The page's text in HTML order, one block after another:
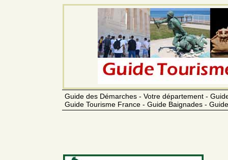
Guide des Démarches - Votre département -
Guide Tourisme France - Guide Baignades -